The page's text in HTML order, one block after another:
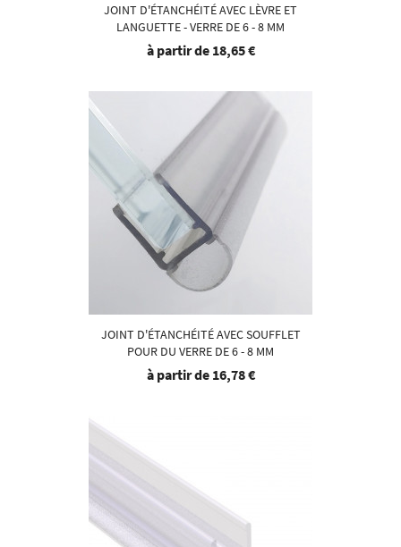
JOINT D'ÉTANCHÉITÉ AVEC LÈVRE ET
LANGUETTE - VERRE DE 6 - 8 MM
à partir de 18,65 €
JOINT D'ÉTANCHÉITÉ AVEC SOUFFLET
POUR DU VERRE DE 6 - 8 MM
à partir de 16,78 €